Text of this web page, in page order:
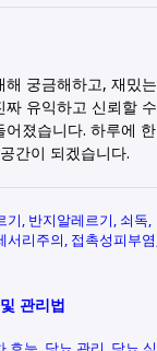
궁금해하고, 재밌는
유익하고 신뢰할 수
졌습니다. 하루에 한
간이 되겠습니다.
기 반지알레르기 쇠독
서리주의 접촉성피부염
관리법